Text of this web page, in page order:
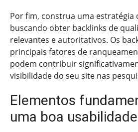
Por fim, construa uma estratégia
buscando obter backlinks de
relevantes e autoritativos. Os
principais fatores de
podem contribuir
visibilidade do seu site nas
Elementos
uma boa